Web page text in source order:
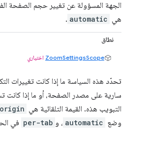
الجهة المسؤولة عن تغيير حجم الصفحة
هي automatic
.
نطاق
ZoomSettingsScope اختياري
تحدّد هذه السياسة ما إذا كانت تغييرات
سارية على مصدر الصفحة، أو ما إذا
التبويب هذه. القيمة التلقائية هي
وضع automatic ، و per-tab في